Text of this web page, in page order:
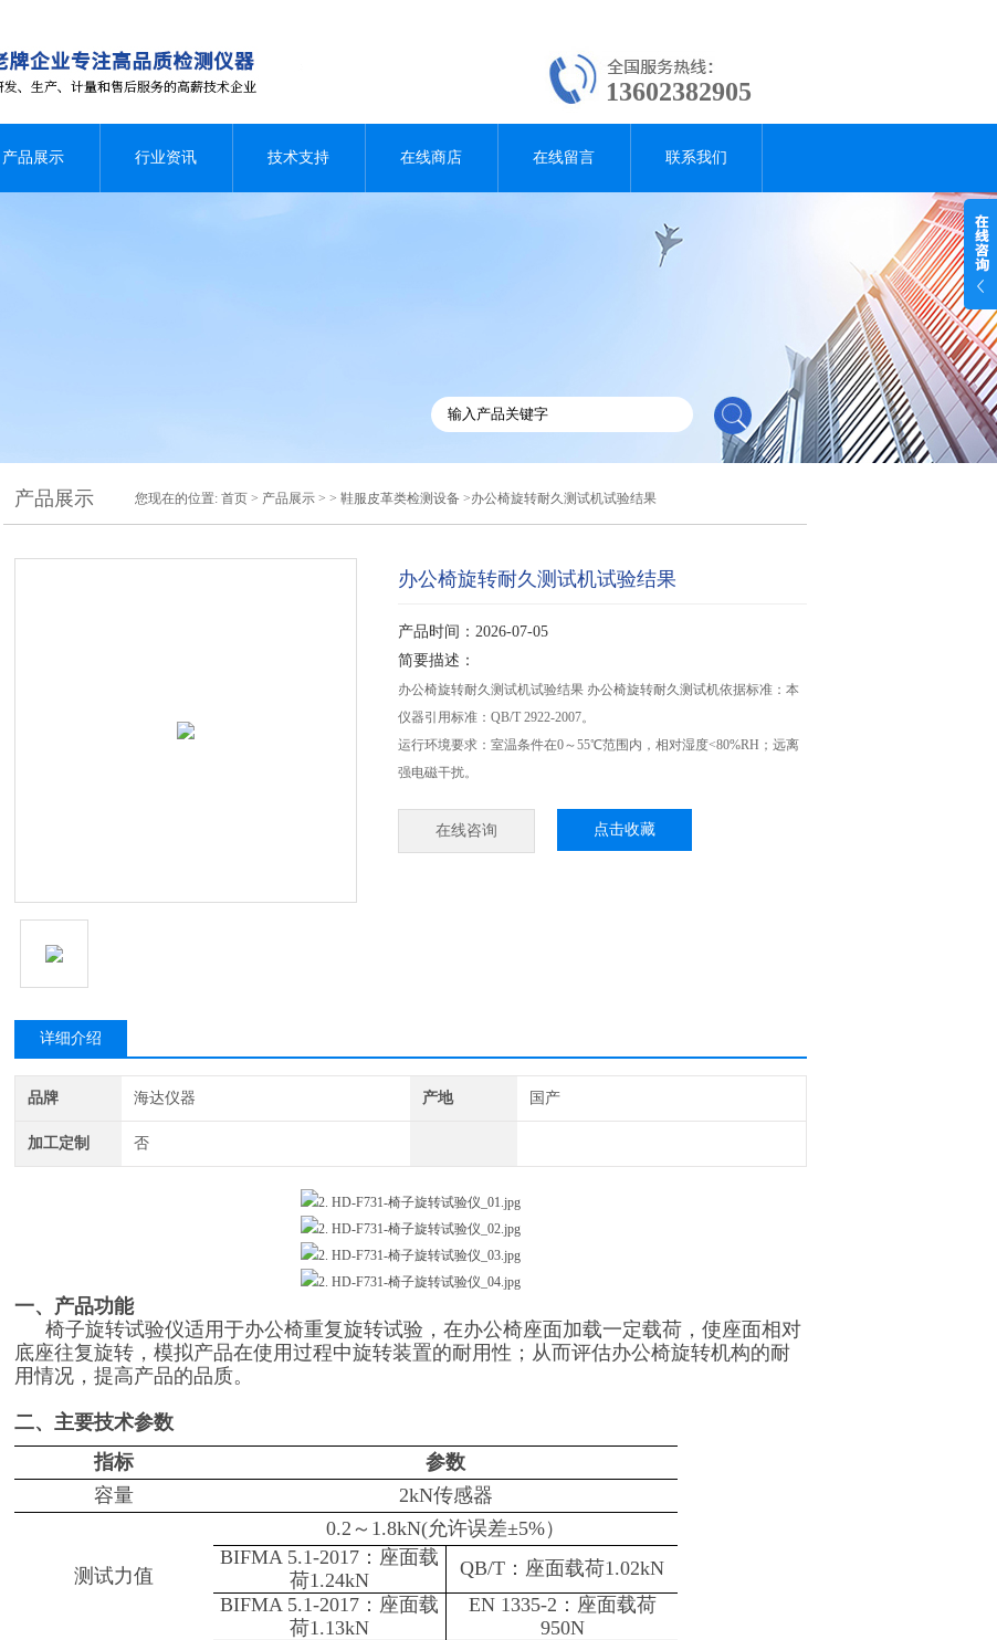
13602382905
产品展示 行业资讯 技术支持 在线商店 在线留言 联系我们
产品展示 您现在的位置: 首页 > 产品展示 > > 鞋服皮革类检测设备 >办公椅旋转耐久测试机试验结果
办公椅旋转耐久测试机试验结果
产品时间：2026-07-05
简要描述：
办公椅旋转耐久测试机试验结果 办公椅旋转耐久测试机依据标准：本
仪器引用标准：QB/T 2922-2007。
运行环境要求：室温条件在0～55℃范围内，相对湿度<80%RH；远离
强电磁干扰。
在线咨询 点击收藏
详细介绍
品牌 海达仪器 产地 国产
加工定制 否
一、产品功能
椅子旋转试验仪适用于办公椅重复旋转试验，在办公椅座面加载一定载荷，使座面相对
底座往复旋转，模拟产品在使用过程中旋转装置的耐用性；从而评估办公椅旋转机构的耐
用情况，提高产品的品质。
二、主要技术参数
指标
参数
容量
2kN传感器
测试力值
0.2～1.8kN(允许误差±5%）
BIFMA 5.1-2017： 座面载
荷1.24kN
QB/T：座面载荷1.02kN
BIFMA 5.1-2017：座面载
荷1.13kN
EN 1335-2：座面载荷
950N